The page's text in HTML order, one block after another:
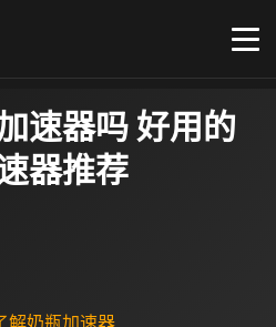
速器吗 好用的
器推荐
解奶瓶加速器